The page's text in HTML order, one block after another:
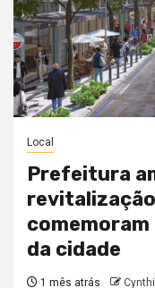
Local
Prefeitura
da cidade
1 mês atrás